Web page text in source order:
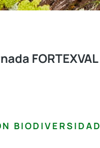
FORTEXVAL
BIODIVERSIDAD